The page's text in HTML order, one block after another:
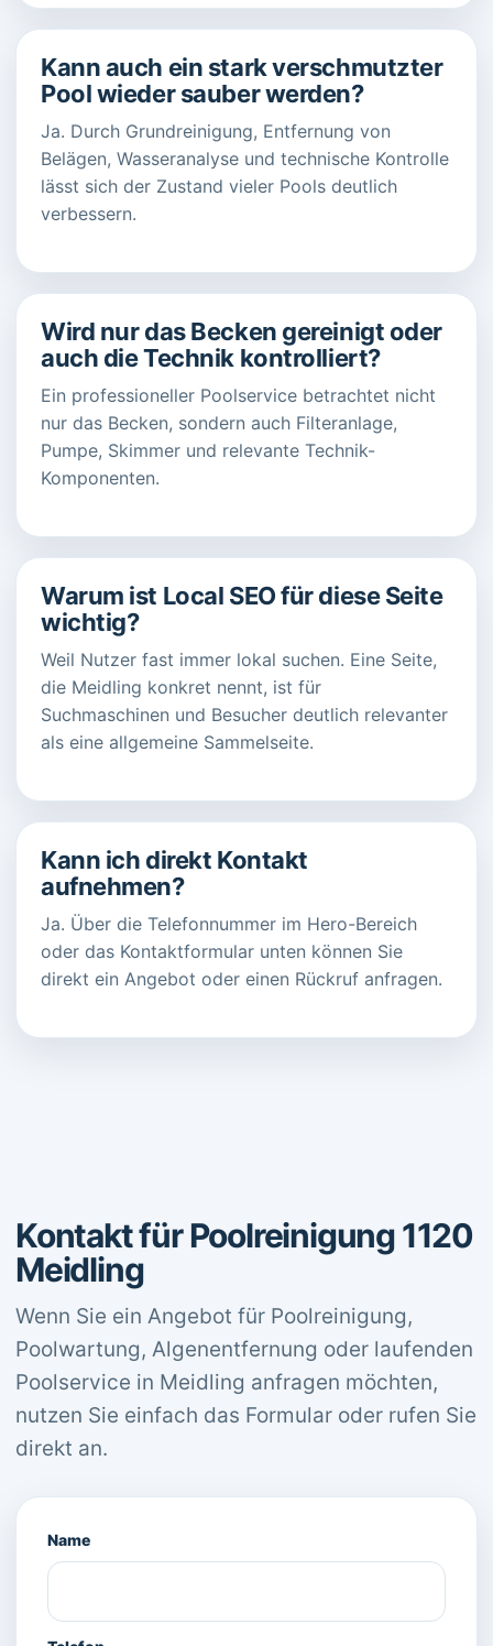
Kann auch ein stark verschmutzter
Pool wieder sauber werden?
Ja. Durch Grundreinigung, Entfernung von
Belägen, Wasseranalyse und technische Kontrolle
lässt sich der Zustand vieler Pools deutlich
verbessern.
Wird nur das Becken gereinigt oder
auch die Technik kontrolliert?
Ein professioneller Poolservice betrachtet nicht
nur das Becken, sondern auch Filteranlage,
Pumpe, Skimmer und relevante Technik-
Komponenten.
Warum ist Local SEO für diese Seite
wichtig?
Weil Nutzer fast immer lokal suchen. Eine Seite,
die Meidling konkret nennt, ist für
Suchmaschinen und Besucher deutlich relevanter
als eine allgemeine Sammelseite.
Kann ich direkt Kontakt
aufnehmen?
Ja. Über die Telefonnummer im Hero-Bereich
oder das Kontaktformular unten können Sie
direkt ein Angebot oder einen Rückruf anfragen.
Kontakt für Poolreinigung 1120
Meidling
Wenn Sie ein Angebot für Poolreinigung,
Poolwartung, Algenentfernung oder laufenden
Poolservice in Meidling anfragen möchten,
nutzen Sie einfach das Formular oder rufen Sie
direkt an.
Name